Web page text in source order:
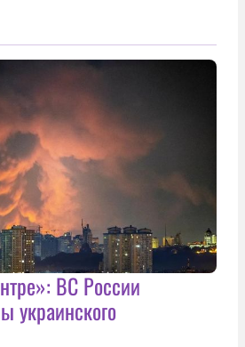
ВС России
украинского